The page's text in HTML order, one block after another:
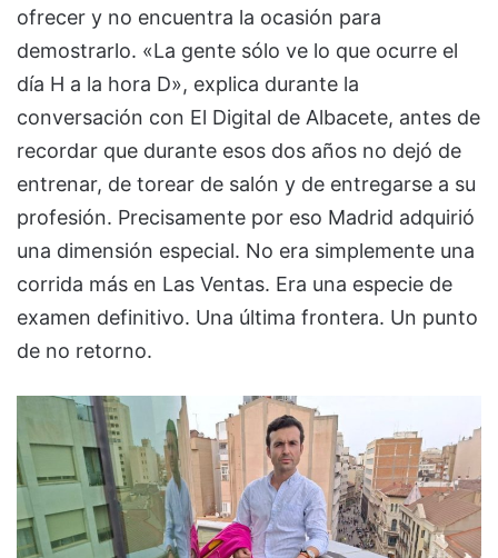
ofrecer y no encuentra la ocasión para
demostrarlo. «La gente sólo ve lo que ocurre el
día H a la hora D», explica durante la
conversación con El Digital de Albacete, antes de
recordar que durante esos dos años no dejó de
entrenar, de torear de salón y de entregarse a su
profesión. Precisamente por eso Madrid adquirió
una dimensión especial. No era simplemente una
corrida más en Las Ventas. Era una especie de
examen definitivo. Una última frontera. Un punto
de no retorno.